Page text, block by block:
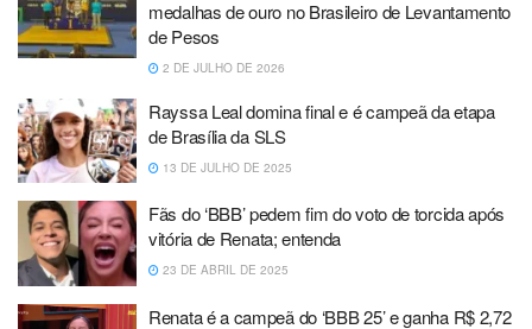
medalhas de ouro no Brasileiro de Levantamento
de Pesos
2 DE JULHO DE 2026
Rayssa Leal domina final e é campeã da etapa
de Brasília da SLS
13 DE JULHO DE 2025
Fãs do ‘BBB’ pedem fim do voto de torcida após
vitória de Renata; entenda
23 DE ABRIL DE 2025
Renata é a campeã do ‘BBB 25’ e ganha R$ 2,72